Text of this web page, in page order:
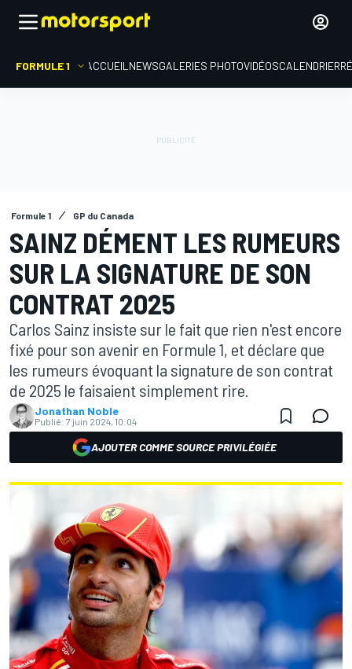
FORMULE 1 ACCUEIL NEWSGALERIES PHOTOVIDÉOSCALENDRIER
Formule 1 GP du Canada
SAINZ DÉMENT LES RUMEURS
SUR LA SIGNATURE DE SON
CONTRAT 2025
Carlos Sainz insiste sur le fait que rien n'est encore
fixé pour son avenir en Formule 1, et déclare que
les rumeurs évoquant la signature de son contrat
de 2025 le faisaient simplement rire.
Jonathan Noble
Publié: 7 juin 2024, 10:04
AJOUTER COMME SOURCE PRIVILÉGIÉE